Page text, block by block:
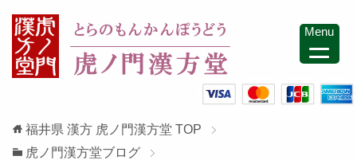
福井県 漢方 虎ノ門漢方堂 TOP
虎ノ門漢方堂ブログ
Menu